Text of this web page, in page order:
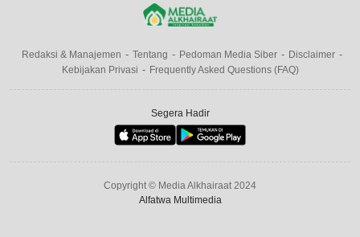
Redaksi & Manajemen Tentang Pedoman Media Siber
Disclaimer
Kebijakan Privasi
Frequently Asked Questions (FAQ)
Segera Hadir
Copyright © Media Alkhairaat 2024
Alfatwa Multimedia